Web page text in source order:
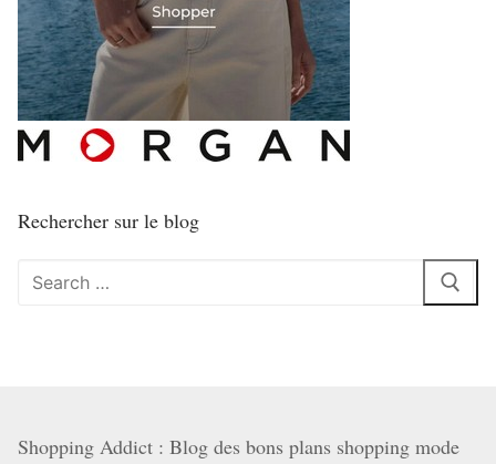
Rechercher sur le blog
Rechercher
Shopping Addict : Blog des bons plans shopping mode